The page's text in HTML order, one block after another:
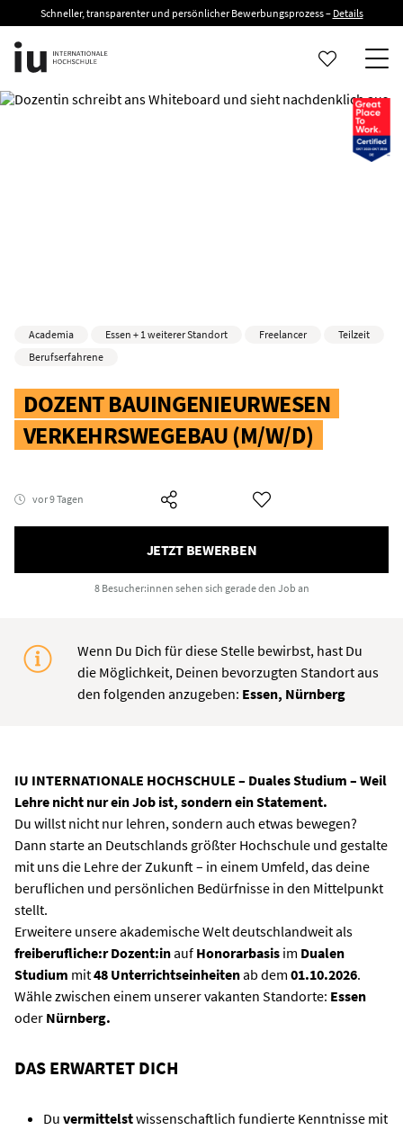
Schneller, transparenter und persönlicher Bewerbungsprozess – Details
DOZENT BAUINGENIEURWESEN
VERKEHRSWEGEBAU (M/W/D)
Academia Essen + 1 weiterer Standort Freelancer
Teilzeit
Berufserfahrene
vor 9 Tagen
JETZT BEWERBEN
8 Besucher:innen sehen sich gerade den Job an
Wenn Du Dich für diese Stelle bewirbst, hast Du
die Möglichkeit, Deinen bevorzugten Standort aus
den folgenden anzugeben: Essen, Nürnberg
IU INTERNATIONALE HOCHSCHULE – Duales Studium – Weil
Lehre nicht nur ein Job ist, sondern ein Statement.
Du willst nicht nur lehren, sondern auch etwas bewegen?
Dann starte an Deutschlands größter Hochschule und gestalte
mit uns die Lehre der Zukunft – in einem Umfeld, das deine
beruflichen und persönlichen Bedürfnisse in den Mittelpunkt
stellt.
Erweitere unsere akademische Welt deutschlandweit als
freiberufliche:r Dozent:inauf Honorarbasis im Dualen
Studium mit48 Unterrichtseinheitenab dem 01.10.2026.
Wähle zwischen einem unserer vakanten Standorte: Essen
oder Nürnberg.
DAS ERWARTET DICH
Du vermittelstwissenschaftlich fundierte Kenntnisse mit